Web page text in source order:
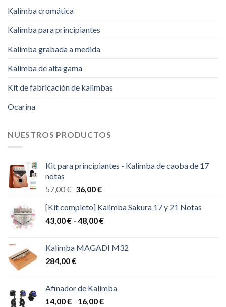
Kalimba cromática
Kalimba para principiantes
Kalimba grabada a medida
Kalimba de alta gama
Kit de fabricación de kalimbas
Ocarina
NUESTROS PRODUCTOS
Kit para principiantes - Kalimba de caoba de 17
notas
57,00€ El
original
era:
36,00€El
actual
es:
[Kit completo] Kalimba Sakura 17 y 21 Notas
43,00€ - 48,00€Rango
desde
48,00 €
Kalimba MAGADI M32
284,00€
Afinador de Kalimba
14,00€ - 16,00€Rango